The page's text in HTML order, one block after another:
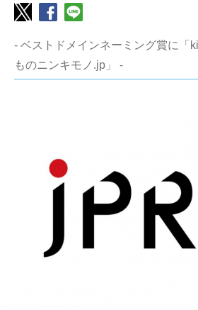
- ベストドメインネーミング賞に「
ものニンキモノ.jp」 -